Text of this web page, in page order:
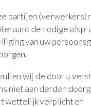
partijen (verwerkers)
de nodige
van uw
wij de door u
niet aan derden
wettelijk verplicht en